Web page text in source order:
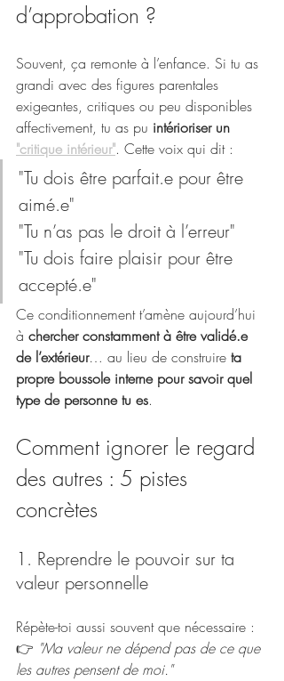
d’approbation ?
Souvent, ça remonte à l’enfance. Si tu as
grandi avec des figures parentales
exigeantes, critiques ou peu disponibles
affectivement, tu as pu intérioriser un
"critique intérieur". Cette voix qui dit :
"Tu dois être parfait.e pour être
aimé.e"
"Tu n’as pas le droit à l’erreur"
"Tu dois faire plaisir pour être
accepté.e"
Ce conditionnement t’amène aujourd’hui
à chercher constamment à être validé.e
de l’extérieur… au lieu de construire ta
propre boussole interne pour savoir quel
type de personne tu es.
Comment ignorer le regard
des autres : 5 pistes
concrètes
1. Reprendre le pouvoir sur ta
valeur personnelle
Répète-toi aussi souvent que nécessaire :
👉 "Ma valeur ne dépend pas de ce que
les autres pensent de moi."